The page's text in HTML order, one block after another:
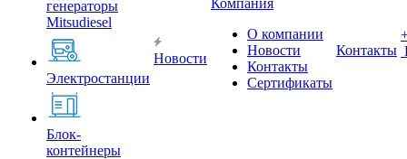
генераторы
Mitsudiesel
Электростанции
Блок-
контейнеры
Новости
Компания
О компании
Новости
Контакты
Сертификаты
Контакты